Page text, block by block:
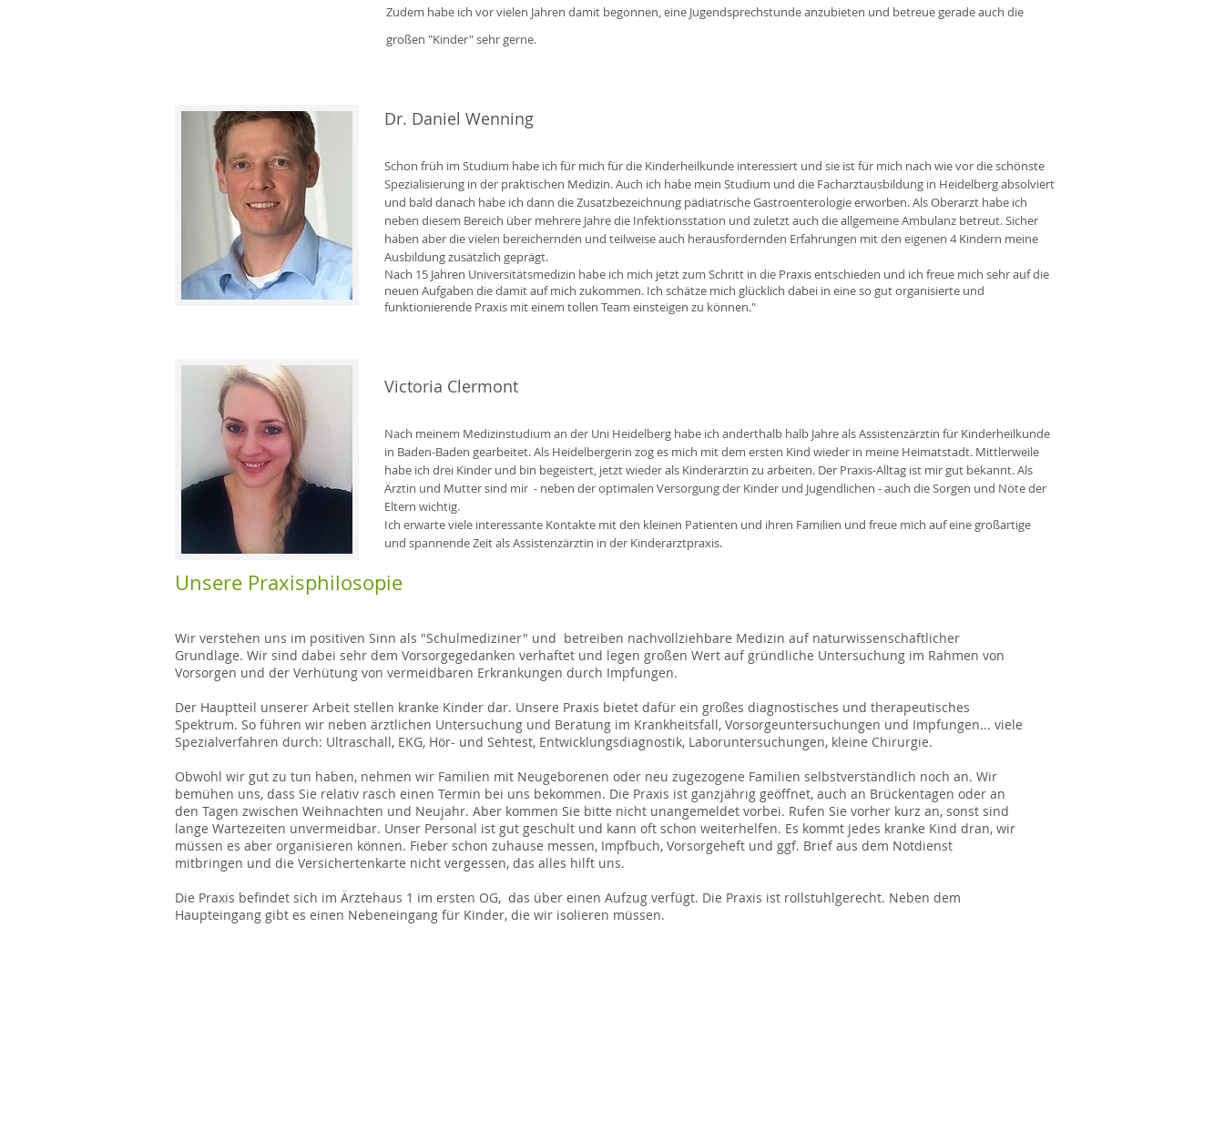
Zudem habe ich vor vielen Jahren damit begonnen, eine Jugendsprechstunde anzubieten und betreue gerade auch die
großen "Kinder" sehr gerne.
Dr. Daniel Wenning
Schon früh im Studium habe ich für mich für die Kinderheilkunde interessiert und sie ist für mich nach wie vor die schönste
Spezialisierung in der praktischen Medizin. Auch ich habe mein Studium und die Facharztausbildung in Heidelberg absolviert
und bald danach habe ich dann die Zusatzbezeichnung pädiatrische Gastroenterologie erworben. Als Oberarzt habe ich
neben diesem Bereich über mehrere Jahre die Infektionsstation und zuletzt auch die allgemeine Ambulanz betreut. Sicher
haben aber die vielen bereichernden und teilweise auch herausfordernden Erfahrungen mit den eigenen 4 Kindern meine
Ausbildung zusätzlich geprägt.
Nach 15 Jahren Universitätsmedizin habe ich mich jetzt zum Schritt in die Praxis entschieden und ich freue mich sehr auf die
neuen Aufgaben die damit auf mich zukommen. Ich schätze mich glücklich dabei in eine so gut organisierte und
funktionierende Praxis mit einem tollen Team einsteigen zu können."
Victoria Clermont
Nach meinem Medizinstudium an der Uni Heidelberg habe ich anderthalb halb Jahre als Assistenzärztin für Kinderheilkunde
in Baden-Baden gearbeitet. Als Heidelbergerin zog es mich mit dem ersten Kind wieder in meine Heimatstadt. Mittlerweile
habe ich drei Kinder und bin begeistert, jetzt wieder als Kinderärztin zu arbeiten. Der Praxis-Alltag ist mir gut bekannt. Als
Ärztin und Mutter sind mir - neben der optimalen Versorgung der Kinder und Jugendlichen - auch die Sorgen und Nöte der
Eltern wichtig.
Ich erwarte viele interessante Kontakte mit den kleinen Patienten und ihren Familien und freue mich auf eine großartige
und spannende Zeit als Assistenzärztin in der Kinderarztpraxis.
Unsere Praxisphilosopie
Wir verstehen uns im positiven Sinn als "Schulmediziner" und betreiben nachvollziehbare Medizin auf naturwissenschaftlicher
Grundlage. Wir sind dabei sehr dem Vorsorgegedanken verhaftet und legen großen Wert auf gründliche Untersuchung im Rahmen von
Vorsorgen und der Verhütung von vermeidbaren Erkrankungen durch Impfungen.
Der Hauptteil unserer Arbeit stellen kranke Kinder dar. Unsere Praxis bietet dafür ein großes diagnostisches und therapeutisches
Spektrum. So führen wir neben ärztlichen Untersuchung und Beratung im Krankheitsfall, Vorsorgeuntersuchungen und Impfungen... viele
Spezialverfahren durch: Ultraschall, EKG, Hör- und Sehtest, Entwicklungsdiagnostik, Laboruntersuchungen, kleine Chirurgie.
Obwohl wir gut zu tun haben, nehmen wir Familien mit Neugeborenen oder neu zugezogene Familien selbstverständlich noch an. Wir
bemühen uns, dass Sie relativ rasch einen Termin bei uns bekommen. Die Praxis ist ganzjährig geöffnet, auch an Brückentagen oder an
den Tagen zwischen Weihnachten und Neujahr. Aber kommen Sie bitte nicht unangemeldet vorbei. Rufen Sie vorher kurz an, sonst sind
lange Wartezeiten unvermeidbar. Unser Personal ist gut geschult und kann oft schon weiterhelfen. Es kommt jedes kranke Kind dran, wir
müssen es aber organisieren können. Fieber schon zuhause messen, Impfbuch, Vorsorgeheft und ggf. Brief aus dem Notdienst
mitbringen und die Versichertenkarte nicht vergessen, das alles hilft uns.
Die Praxis befindet sich im Ärztehaus 1 im ersten OG, das über einen Aufzug verfügt. Die Praxis ist rollstuhlgerecht. Neben dem
Haupteingang gibt es einen Nebeneingang für Kinder, die wir isolieren müssen.